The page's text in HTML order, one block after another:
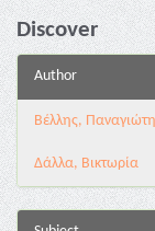
Discover
Author
Βέλλης,
Δάλλα, Βικτωρία